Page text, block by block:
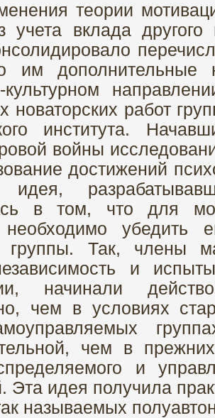
теории
учета вклада другого
им
культурном
новаторских работ
института.
войны
достижений
идея,
в том, что для
убедить
группы. Так, члены
и
начинали
чем в условиях
чем в
и
Эта идея получила
называемых